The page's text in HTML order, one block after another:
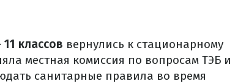
классов вернулись к стационарному
местная комиссия по вопросам ТЭБ и
санитарные правила во время